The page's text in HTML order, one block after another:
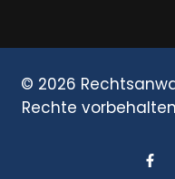
© 2026
Rechte